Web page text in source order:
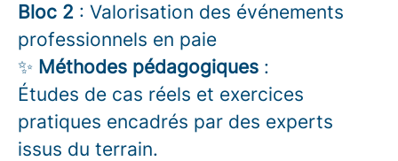
Bloc 2 : Valorisation des événements
professionnels en paie
✨ Méthodes pédagogiques :
Études de cas réels et exercices
pratiques encadrés par des experts
issus du terrain.